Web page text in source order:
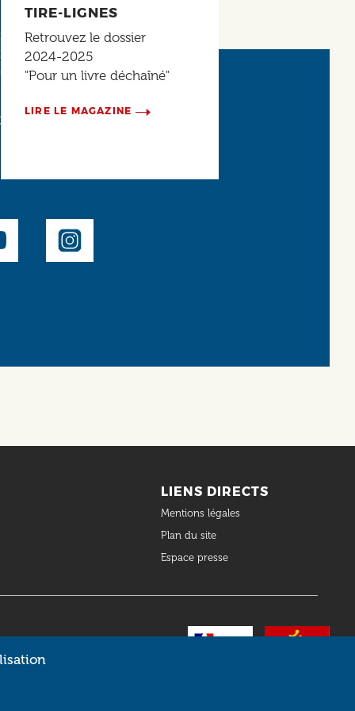
TIRE-LIGNES
Retrouvez le dossier
2024-2025
"Pour un livre déchaîné"
LIRE LE MAGAZINE
LIENS DIRECTS
Mentions légales
Plan du site
Espace presse